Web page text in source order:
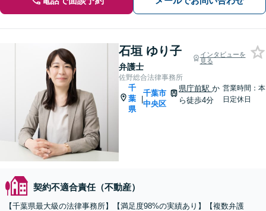
石垣 ゆり子
弁護士
インタビューを
見る
佐野総合法律事務所
千
葉
県
|
千葉市
中央区
県庁前駅か
ら徒歩4分
営業時間：本
日定休日
契約不適合責任（不動産）
【千葉県最大級の法律事務所】【満足度98%の実績あり】【複数弁護